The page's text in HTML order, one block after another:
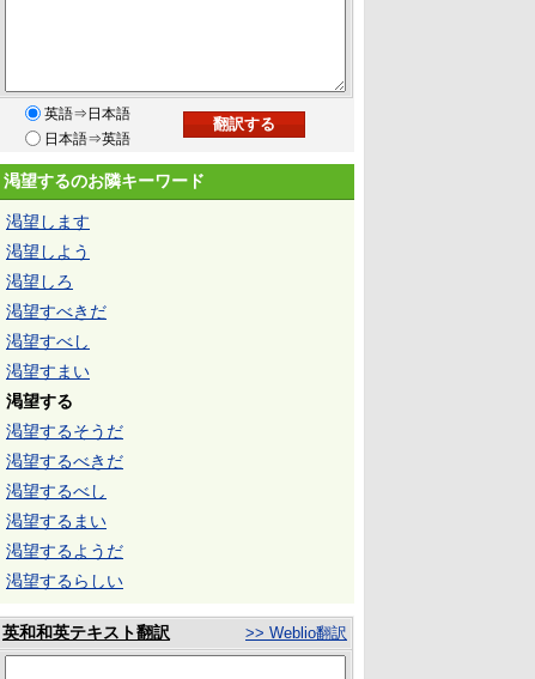
英語⇒日本語
日本語⇒英語
渇望するのお隣キーワード
渇望します
渇望しよう
渇望しろ
渇望すべきだ
渇望すべし
渇望すまい
渇望する
渇望するそうだ
渇望するべきだ
渇望するべし
渇望するまい
渇望するようだ
渇望するらしい
英和和英テキスト翻訳 >> Weblio翻訳